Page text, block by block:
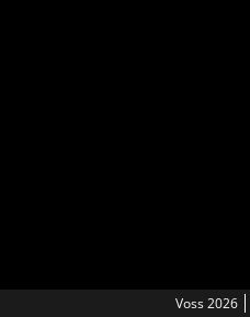
Voss 2026